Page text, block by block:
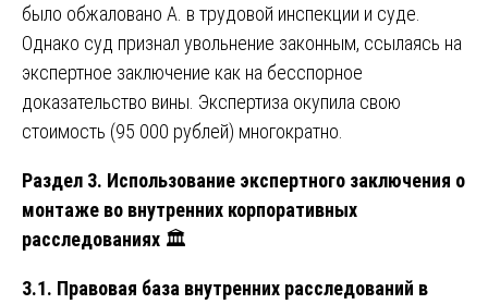
было обжаловано А. в трудовой инспекции и суде.
Однако суд признал увольнение законным, ссылаясь на
экспертное заключение как на бесспорное
доказательство вины. Экспертиза окупила свою
стоимость (95 000 рублей) многократно.
Раздел 3. Использование экспертного заключения о
монтаже во внутренних корпоративных
расследованиях 🏛️
3.1. Правовая база внутренних расследований в